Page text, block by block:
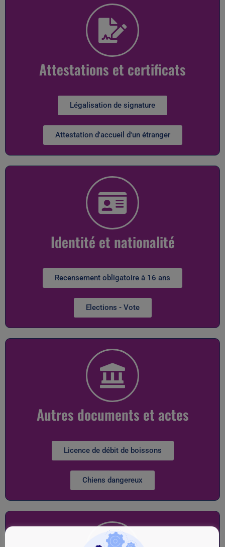
Attestations et certificats
Légalisation de signature
Attestation d'accueil d'un étranger
Identité et nationalité
Recensement obligatoire à 16 ans
Elections - Vote
Autres documents et actes
Licence de débit de boissons
Chiens dangereux